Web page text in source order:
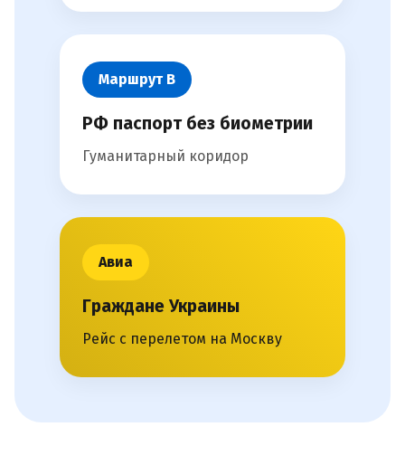
Маршрут В
РФ паспорт без биометрии
Гуманитарный коридор
Авиа
Граждане Украины
Рейс с перелетом на Москву